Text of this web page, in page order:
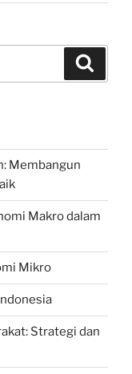
Membangun
Makro dalam
Mikro
Strategi dan